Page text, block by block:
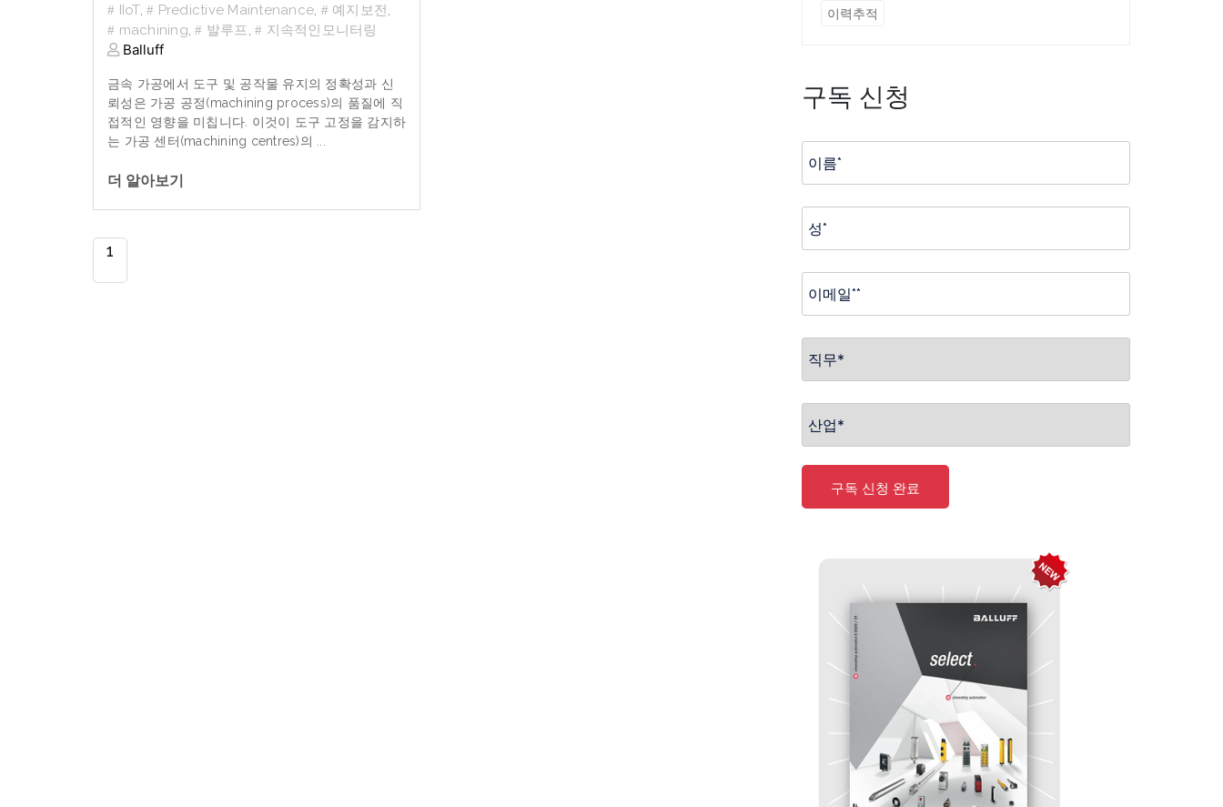
IIoT, Predictive Maintenance, 예지보전,
machining, 발루프, 지속적인모니터링
Balluff
금속 가공에서 도구 및 공작물 유지의 정확성과 신
뢰성은 가공 공정(machining process)의 품질에 직
접적인 영향을 미칩니다 이것이 도구 고정을 감지하
는 가공 센터(machining centres)의
더 알아보기
1
이력추적
구독 신청